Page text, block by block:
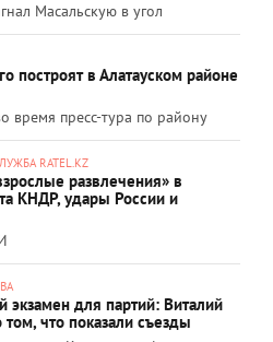
Масальскую в угол
построят в Алатауском районе
время пресс-тура по району
RATEL.KZ
развлечения» в
КНДР, удары России и
экзамен для партий: Виталий
что показали съезды